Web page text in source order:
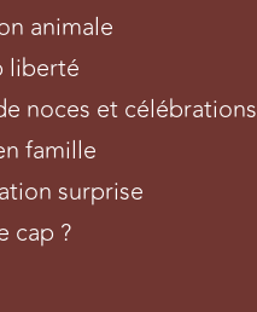
animale
liberté
noces et célébrations
famille
surprise
cap ?